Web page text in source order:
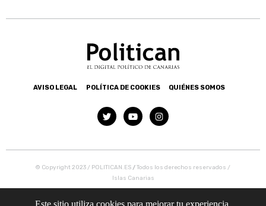
AVISO LEGAL POLÍTICA DE COOKIES QUIÉNES SOMOS
© Copyright 2023 / POLITICAN.ES /Todos los derechos reservados /
Islas Canarias
Este sitio utiliza cookies para mejorar tu experiencia.